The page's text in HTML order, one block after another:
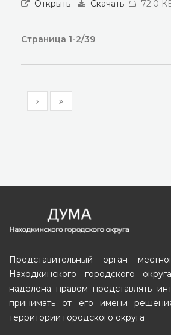
Открыть
Скачать 72.0
Страница 1-2/39
Представительный орган
Находкинского городского
наделена правом представлять
принимать от его имени
территории городского округа